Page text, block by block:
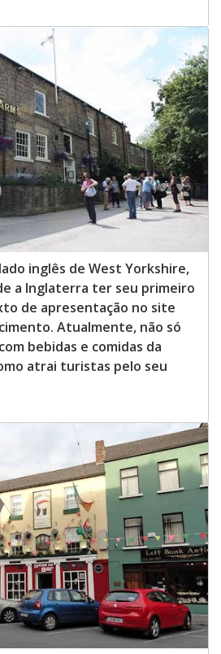
inglês de West Yorkshire,
a Inglaterra ter seu primeiro
de apresentação no site
Atualmente, não só
bebidas e comidas da
atrai turistas pelo seu